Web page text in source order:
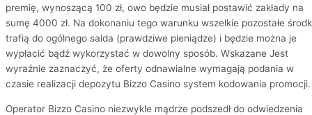
premię, wynoszącą 100 zł, owo będzie musiał postawić zakłady na
sumę 4000 zł. Na dokonaniu tego warunku wszelkie pozostałe
trafią do ogólnego salda (prawdziwe pieniądze) i będzie można je
wypłacić bądź wykorzystać w dowolny sposób. Wskazane Jest
wyraźnie zaznaczyć, że oferty odnawialne wymagają podania w
czasie realizacji depozytu Bizzo Casino system kodowania promocji.
Operator Bizzo Casino niezwykle mądrze podszedł do odwiedzenia